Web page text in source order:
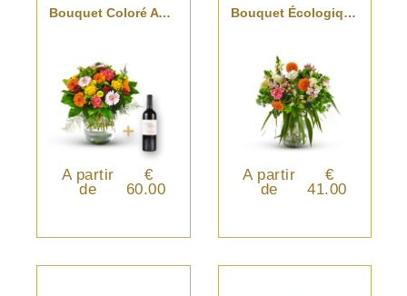
Bouquet Coloré Avec St-Emilion
A partir
de
€
60.00
Bouquet Écologique Avec Vase
A partir
de
€
41.00